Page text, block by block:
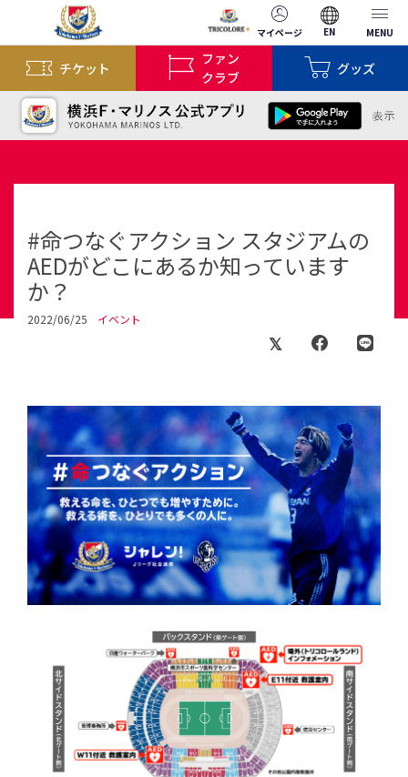
マイページ EN MENU
チケット
ファン
クラブ
グッズ
#命つなぐアクション スタジアムの
AEDがどこにあるか知っています
か？
2022/06/25 イベント